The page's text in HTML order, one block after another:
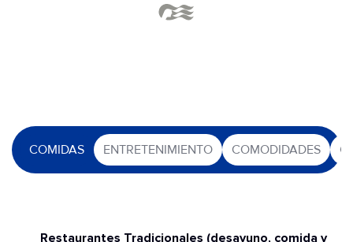
COMIDAS ENTRETENIMIENTO COMODIDADES
Restaurantes Tradicionales (desayuno, comida y